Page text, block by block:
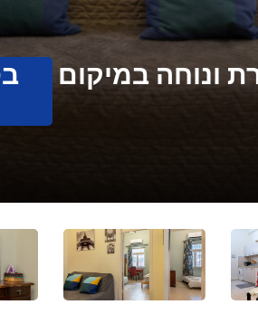
ונוחה במיקום